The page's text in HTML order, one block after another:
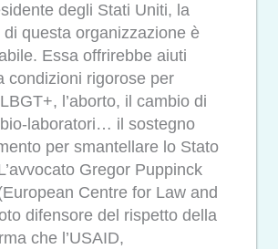
degli Stati Uniti, la
questa organizzazione è
Essa offrirebbe aiuti
condizioni rigorose per
l’aborto, il cambio di
laboratori… il sostegno
per smantellare lo Stato
Gregor Puppinck
Centre for Law and
difensore del rispetto della
che l’USAID,